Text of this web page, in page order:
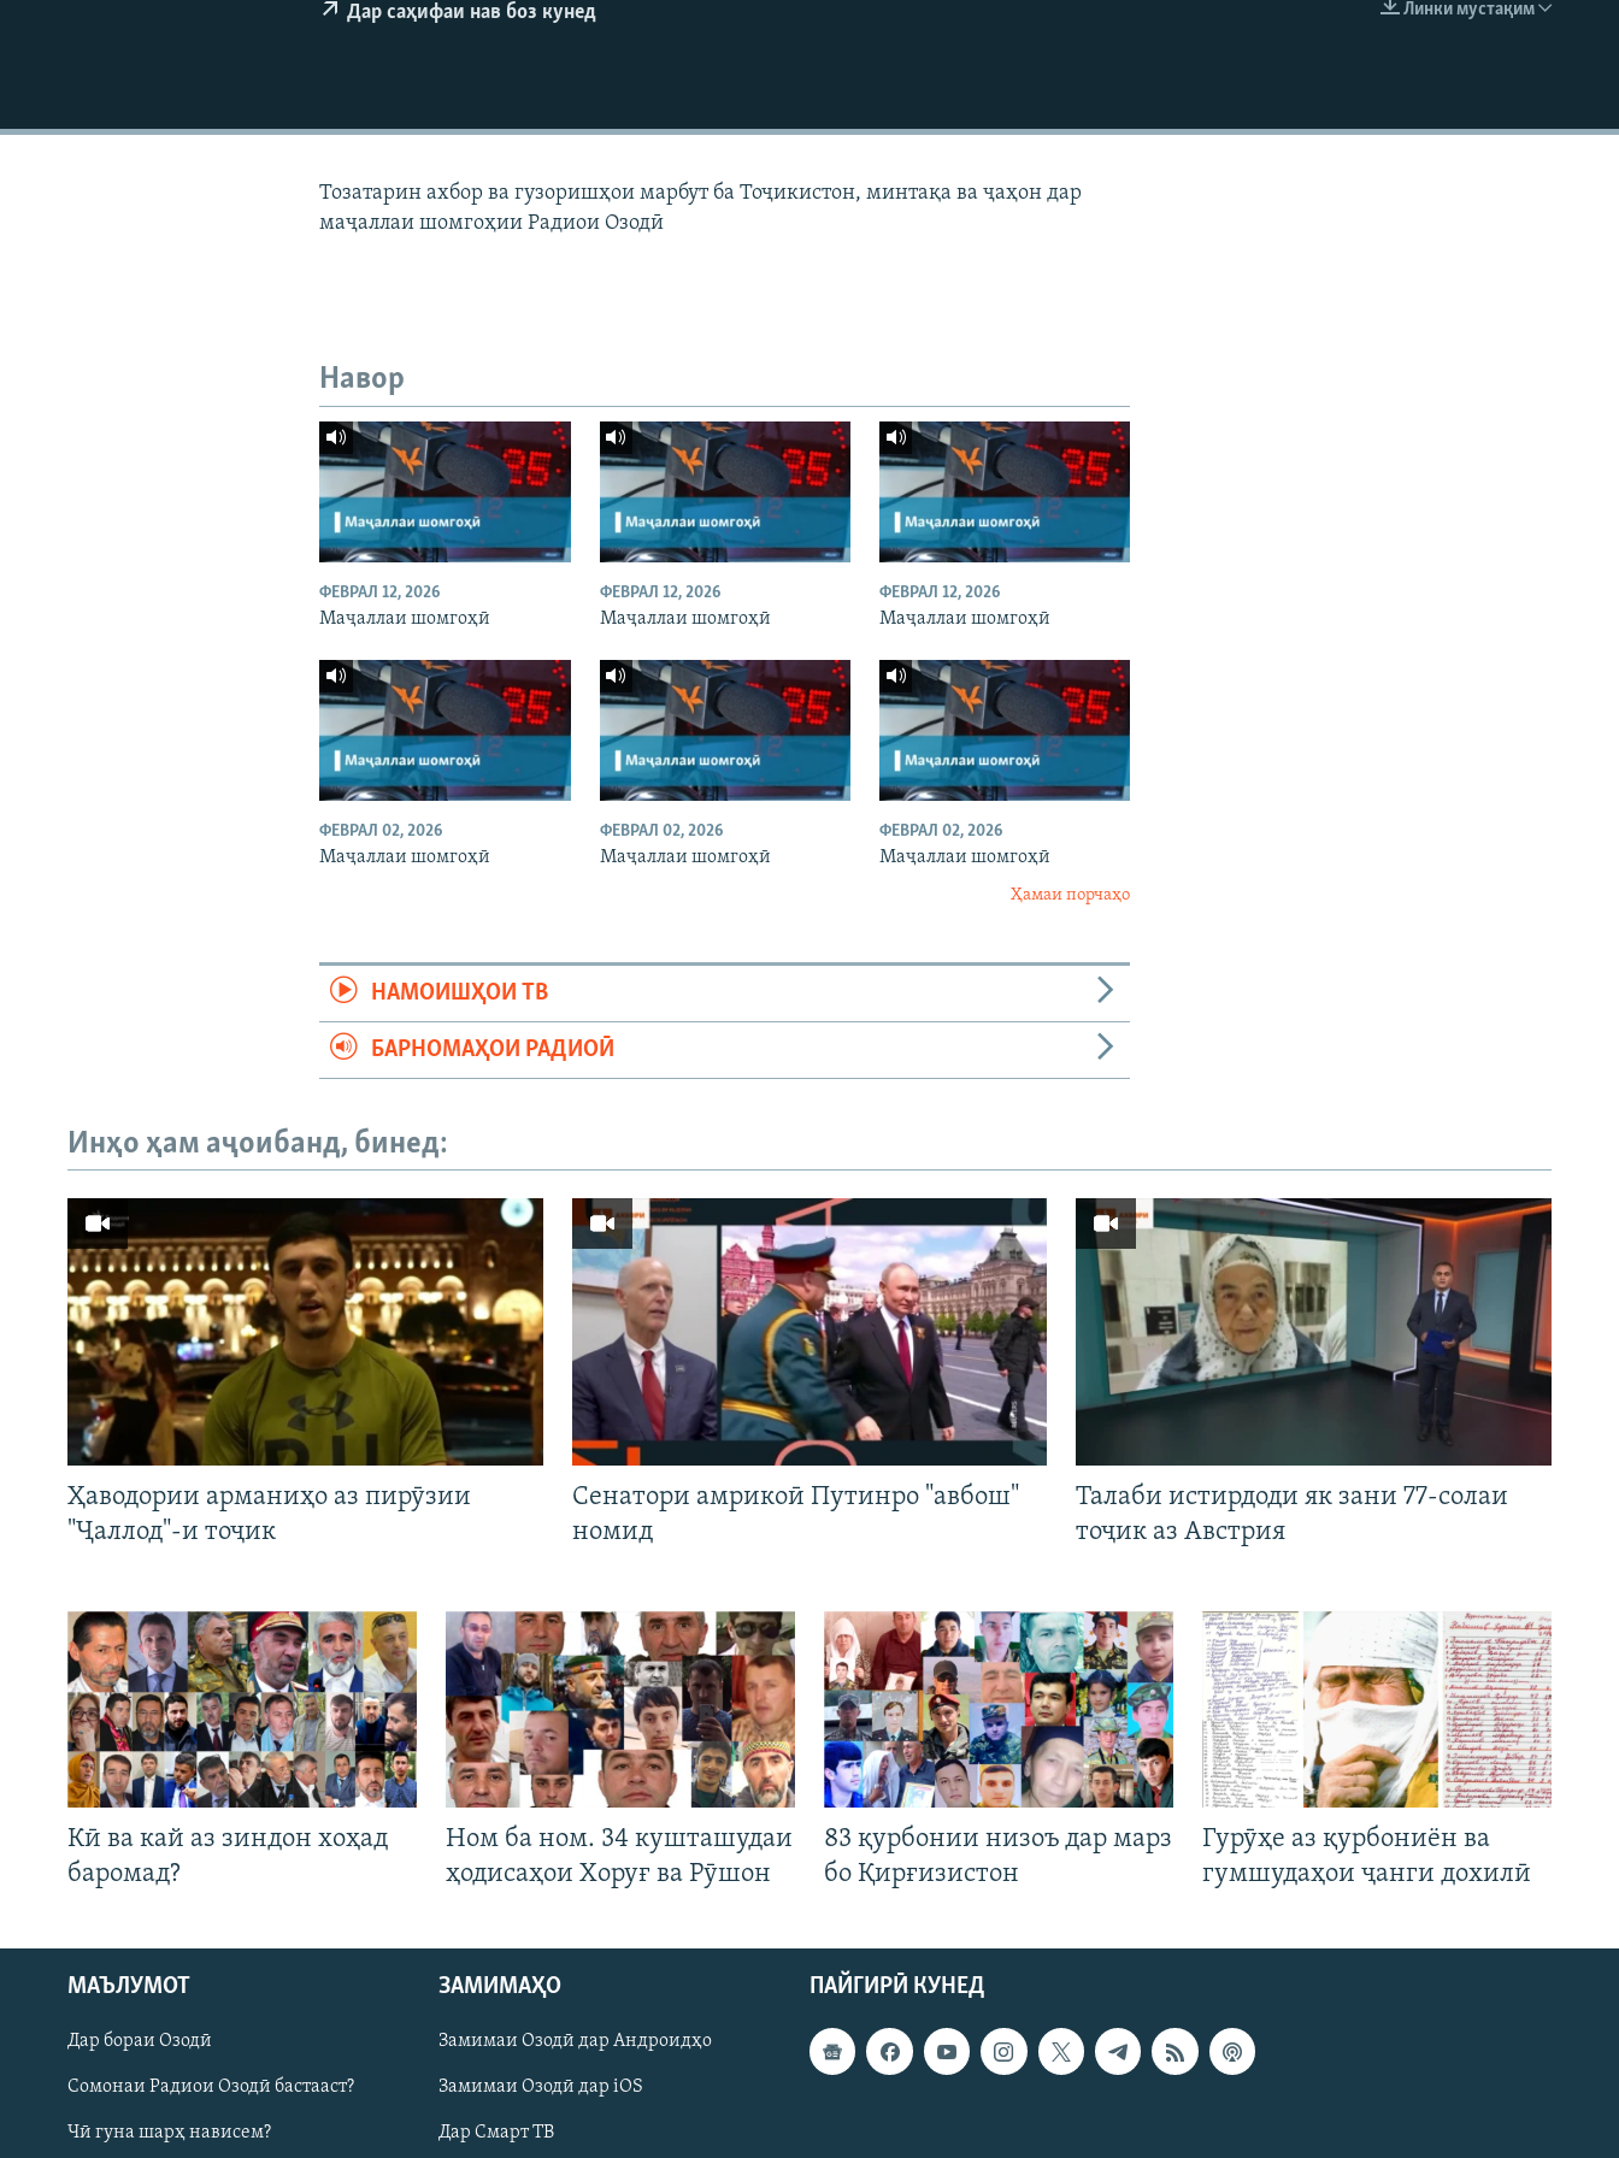
Русский
ПАЙГИРӢ КУНЕД
EMBED
Линки мустақим
Дар саҳифаи нав боз кунед
Тозатарин ахбор ва гузоришҳои марбут ба Тоҷикистон, минтақа ва ҷаҳон дар
маҷаллаи шомгоҳии Радиои Озодӣ
Навор
ФЕВРАЛ 12, 2026
Маҷаллаи шомгоҳӣ
ФЕВРАЛ 12, 2026
Маҷаллаи шомгоҳӣ
ФЕВРАЛ 12, 2026
Маҷаллаи шомгоҳӣ
ФЕВРАЛ 02, 2026
Маҷаллаи шомгоҳӣ
ФЕВРАЛ 02, 2026
Маҷаллаи шомгоҳӣ
ФЕВРАЛ 02, 2026
Маҷаллаи шомгоҳӣ
Ҳамаи порчаҳо
НАМОИШҲОИ ТВ
БАРНОМАҲОИ РАДИОӢ
Инҳо ҳам аҷоибанд, бинед:
Ҳаводории арманиҳо аз пирӯзии
"Ҷаллод"-и тоҷик
Cенатори амрикоӣ Путинро "авбош"
номид
Талаби истирдоди як зани 77-солаи
тоҷик аз Австрия
Кӣ ва кай аз зиндон хоҳад
баромад?
Ном ба ном. 34 кушташудаи
ҳодисаҳои Хоруғ ва Рӯшон
83 қурбонии низоъ дар марз
бо Қирғизистон
Гурӯҳе аз қурбониён ва
гумшудаҳои ҷанги дохилӣ
ПАЙГИРӢ КУНЕД
МАЪЛУМОТ
Дар бораи Озодӣ
Сомонаи Радиои Озодӣ бастааст?
Чӣ гуна шарҳ нависем?
ЗАМИМАҲО
Замимаи Озодӣ дар Андроидҳо
Замимаи Озодӣ дар iOS
Дар Смарт ТВ